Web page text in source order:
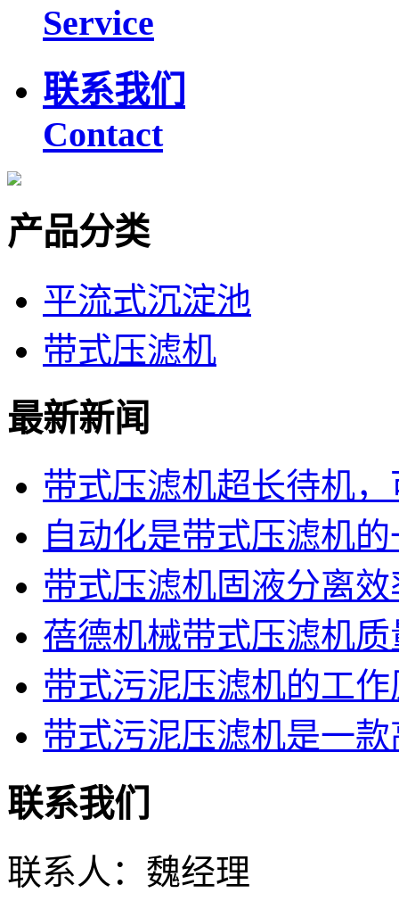
Service
联系我们
Contact
产品分类
平流式沉淀池
带式压滤机
最新新闻
带式压滤机超长待机
自动化是带式压滤机
带式压滤机固液分离
蓓德机械带式压滤机
带式污泥压滤机的工
带式污泥压滤机是一
联系我们
联系人：魏经理